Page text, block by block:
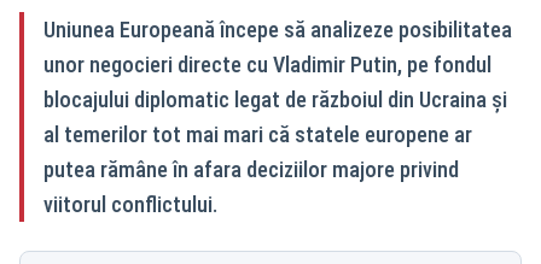
Uniunea Europeană începe să analizeze posibilitatea
unor negocieri directe cu Vladimir Putin, pe fondul
blocajului diplomatic legat de războiul din Ucraina și
al temerilor tot mai mari că statele europene ar
putea rămâne în afara deciziilor majore privind
viitorul conflictului.